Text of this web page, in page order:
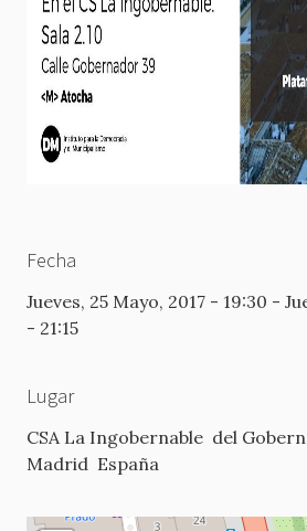
Fecha
Jueves, 25 Mayo, 2017 - 19:30 -
- 21:15
Lugar
CSA La Ingobernable del
Madrid España